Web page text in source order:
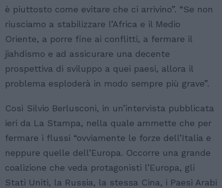
è piuttosto come evitare che ci arrivino”. “Se non
riusciamo a stabilizzare l’Africa e il Medio
Oriente, a porre fine ai conflitti, a fermare il
jiahdismo e ad assicurare una decente
prospettiva di sviluppo a quei paesi, allora il
problema esploderà in modo sempre più grave”.
Così Silvio Berlusconi, in un’intervista pubblicata
ieri da La Stampa, nella quale ammette che per
fermare i flussi “ovviamente le forze dell’Italia e
neppure quelle dell’Europa. Occorre una grande
coalizione che veda protagonisti l’Europa, gli
Stati Uniti, la Russia, la stessa Cina, i Paesi Arabi